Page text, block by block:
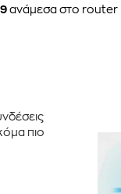
ανάμεσα στο router
πιο